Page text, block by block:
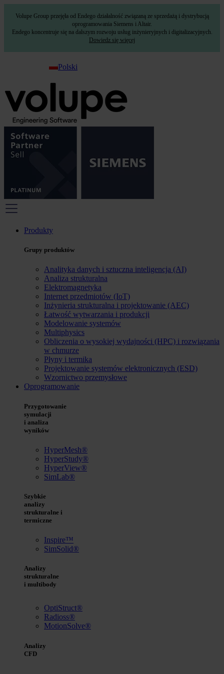
Volupe Group przejęła od Endego działalność związaną ze sprzedażą i dystrybucją
oprogramowania Siemens i Altair.
Endego koncentruje się na dalszym rozwoju usług inżynieryjnych i digitalizacyjnych.
Dowiedz się więcej
Polski
Produkty
Grupy produktów
Analityka danych i sztuczna inteligencja (AI)
Analiza strukturalna
Elektromagnetyka
Internet przedmiotów (IoT)
Inżynieria strukturalna i projektowanie (AEC)
Łatwość wytwarzania i produkcji
Modelowanie systemów
Multiphysics
Obliczenia o wysokiej wydajności (HPC) i rozwiązania
w chmurze
Płyny i termika
Projektowanie systemów elektronicznych (ESD)
Wzornictwo przemysłowe
Oprogramowanie
Przygotowanie
symulacji
i analiza
wyników
HyperMesh®
HyperStudy®
HyperView®
SimLab®
Szybkie
analizy
strukturalne i
termiczne
Inspire™
SimSolid®
Analizy
strukturalne
i multibody
OptiStruct®
Radioss®
MotionSolve®
Analizy
CFD